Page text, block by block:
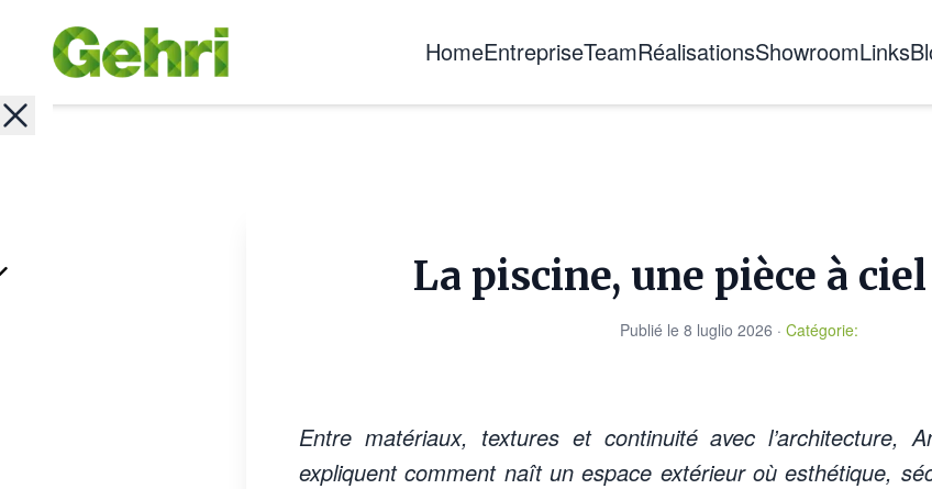
HomeEntreprise
A propos de nous
TeamRéalisationsShowroomLinks
La piscine, une pièce à
Publié le 8 luglio 2026 · Catégorie:
Entre matériaux, textures et continuité avec l’architecture,
expliquent comment naît un espace extérieur où esthétique,